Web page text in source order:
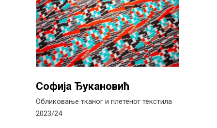
Софија Ђукановић
Обликовање тканог и плетеног текстила
2023/24